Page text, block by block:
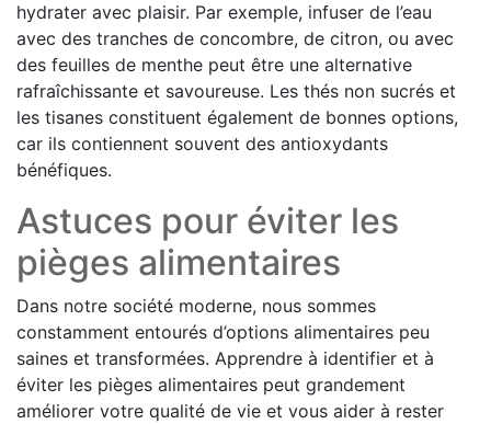
hydrater avec plaisir. Par exemple, infuser de l’eau
avec des tranches de concombre, de citron, ou avec
des feuilles de menthe peut être une alternative
rafraîchissante et savoureuse. Les thés non sucrés et
les tisanes constituent également de bonnes options,
car ils contiennent souvent des antioxydants
bénéfiques.
Astuces pour éviter les
pièges alimentaires
Dans notre société moderne, nous sommes
constamment entourés d’options alimentaires peu
saines et transformées. Apprendre à identifier et à
éviter les pièges alimentaires peut grandement
améliorer votre qualité de vie et vous aider à rester